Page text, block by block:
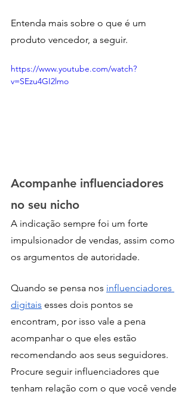
Entenda mais sobre o que é um
produto vencedor, a seguir.
https://www.youtube.com/watch?
v=SEzu4GI2lmo
Acompanhe influenciadores
no seu nicho
A indicação sempre foi um forte
impulsionador de vendas, assim como
os argumentos de autoridade.
Quando se pensa nos influenciadores
digitais esses dois pontos se
encontram, por isso vale a pena
acompanhar o que eles estão
recomendando aos seus seguidores.
Procure seguir influenciadores que
tenham relação com o que você vende